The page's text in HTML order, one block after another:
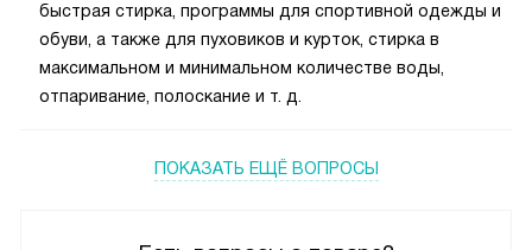
быстрая стирка, программы для спортивной одежды и
обуви, а также для пуховиков и курток, стирка в
максимальном и минимальном количестве воды,
отпаривание, полоскание и т. д.
ПОКАЗАТЬ ЕЩЁ ВОПРОСЫ